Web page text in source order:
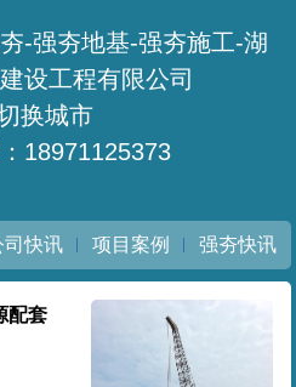
-强夯地基-强夯施工-湖
设工程有限公司
换城市
18971125373
司快讯 项目案例 强夯快讯
配套